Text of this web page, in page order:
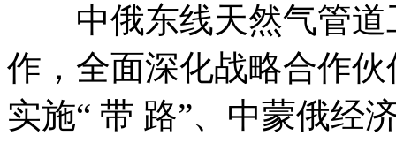
中俄东线天然气管道
作，全面深化战略合作
实施“ 带 路”、中蒙俄经